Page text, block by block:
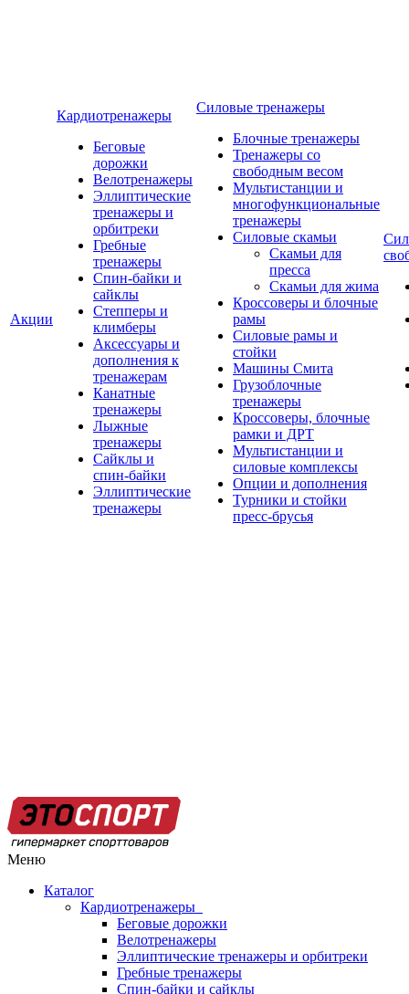
Акции
Кардиотренажеры
Беговые
дорожки
Велотренажеры
Эллиптические
тренажеры и
орбитреки
Гребные
тренажеры
Спин-байки и
сайклы
Степперы и
климберы
Аксессуары и
дополнения к
тренажерам
Канатные
тренажеры
Лыжные
тренажеры
Сайклы и
спин-байки
Эллиптические
тренажеры
Силовые тренажеры
Блочные тренажеры
Тренажеры со
свободным весом
Мультистанции и
многофункциональные
тренажеры
Силовые скамьи
Скамьи для
пресса
Скамьи для жима
Кроссоверы и блочные
рамы
Силовые рамы и
стойки
Машины Смита
Грузоблочные
тренажеры
Кроссоверы, блочные
рамки и ДРТ
Мультистанции и
силовые комплексы
Опции и дополнения
Турники и стойки
пресс-брусья
Меню
Каталог
Кардиотренажеры
Беговые дорожки
Велотренажеры
Эллиптические тренажеры и орбитреки
Гребные тренажеры
Спин-байки и сайклы